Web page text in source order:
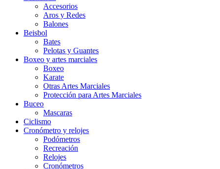
Accesorios
Aros y Redes
Balones
Beisbol
Bates
Pelotas y Guantes
Boxeo y artes marciales
Boxeo
Karate
Otras Artes Marciales
Protección para Artes Marciales
Buceo
Mascaras
Ciclismo
Cronómetro y relojes
Podómetros
Recreación
Relojes
Cronómetros